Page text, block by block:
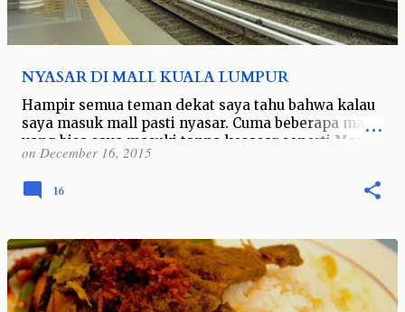
NYASAR DI MALL KUALA LUMPUR
Hampir semua teman dekat saya tahu bahwa kalau
saya masuk mall pasti nyasar. Cuma beberapa mall
yang bisa saya masuki tanpa kesasar seperti Margo
City dan Cilandak Town Square kar…
on December 16, 2015
16